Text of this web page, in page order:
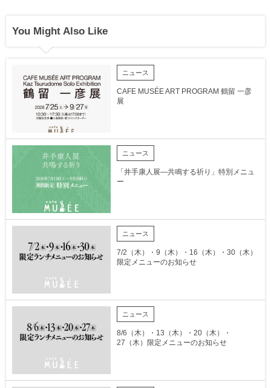
You Might Also Like
ニュース
CAFE MUSÉE ART PROGRAM 鶴留 一彦
展
ニュース
「井手康人展―共鳴する祈り」特別メニュ
ー
ニュース
7/2（木）・9（木）・16（木）・30（木）
限定メニューのお知らせ
ニュース
8/6（木）・13（木）・20（木）・
27（木）限定メニューのお知らせ